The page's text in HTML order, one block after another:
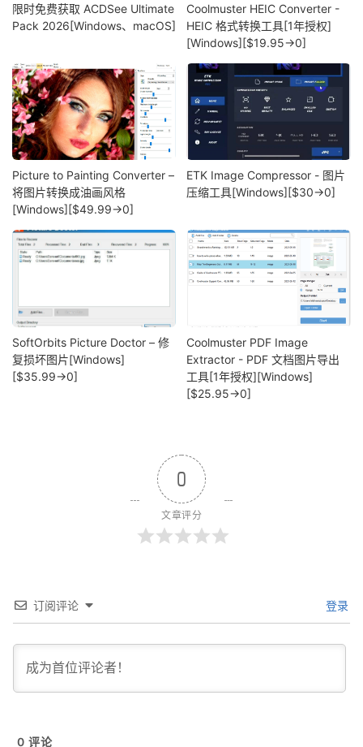
限时免费获取 ACDSee Ultimate
Pack 2026[Windows、macOS]
Coolmuster HEIC Converter -
HEIC 格式转换工具[1年授权]
[Windows][$19.95→0]
Picture to Painting Converter –
将图片转换成油画风格
[Windows][$49.99→0]
ETK Image Compressor - 图片
压缩工具[Windows][$30→0]
SoftOrbits Picture Doctor – 修
复损坏图片[Windows]
[$35.99→0]
Coolmuster PDF Image
Extractor - PDF 文档图片导出
工具[1年授权][Windows]
[$25.95→0]
0
文章评分
订阅评论 登录
0 评论